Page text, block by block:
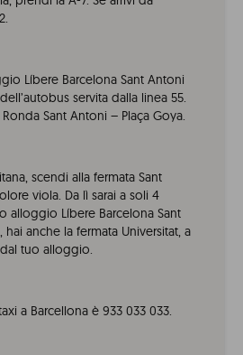
Líbere Barcelona Sant Antoni
servita dalla linea 55.
Sant Antoni – Plaça Goya.
scendi alla fermata Sant
viola. Da lì sarai a soli 4
alloggio Líbere Barcelona Sant
hai anche la fermata Universitat, a
tuo alloggio.
a Barcellona è 933 033 033.